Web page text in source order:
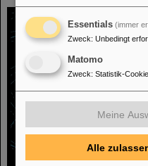
Essentials (immer
Zweck: Unbedingt
Matomo
Zweck: Statistik-
Meine
Alle